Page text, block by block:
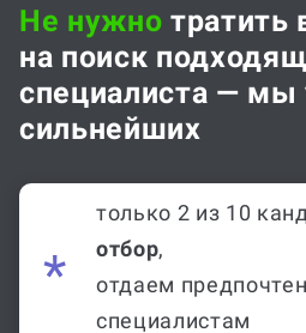
Не нужно тратить
на поиск
специалиста — мы
сильнейших
только 2 из 10
отбор
отдаем
специалистам